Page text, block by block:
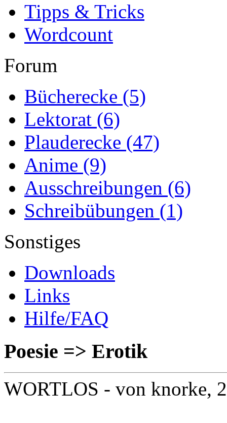
Tipps & Tricks
Wordcount
Forum
Bücherecke (5)
Lektorat (6)
Plauderecke (47)
Anime (9)
Ausschreibungen (6)
Schreibübungen (1)
Sonstiges
Downloads
Links
Hilfe/FAQ
Poesie => Erotik
WORTLOS - von knorke,